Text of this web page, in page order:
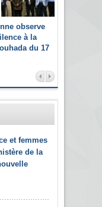
observe
à la
du 17
et femmes
de la